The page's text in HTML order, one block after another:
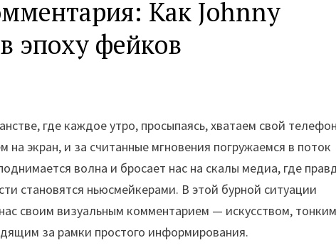
Как Johnny
эпоху фейков
где каждое утро, просыпаясь, хватаем свой
на экран, и за считанные мгновения погружаемся в поток
волна и бросает нас на скалы медиа, где
становятся ньюсмейкерами. В этой бурной ситуации
своим визуальным комментарием — искусством,
за рамки простого информирования.